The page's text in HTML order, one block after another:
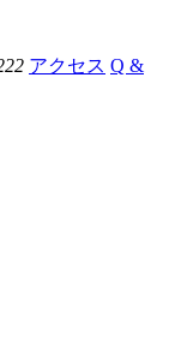
アクセス Q &